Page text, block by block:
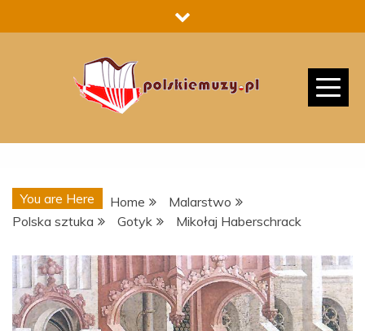
to
You are Here Home
Malarstwo
Polska sztuka
Gotyk Mikołaj Haberschrack